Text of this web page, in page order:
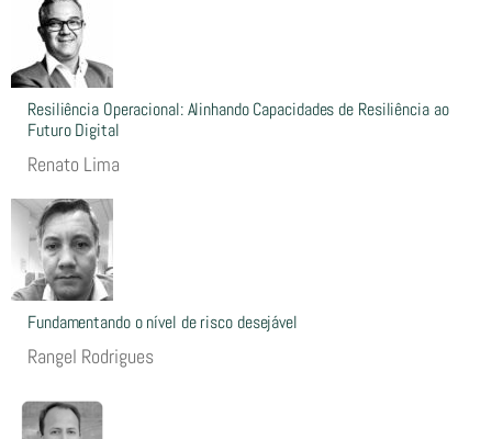
Resiliência Operacional: Alinhando Capacidades de Resiliência ao
Futuro Digital
Renato Lima
Fundamentando o nível de risco desejável
Rangel Rodrigues